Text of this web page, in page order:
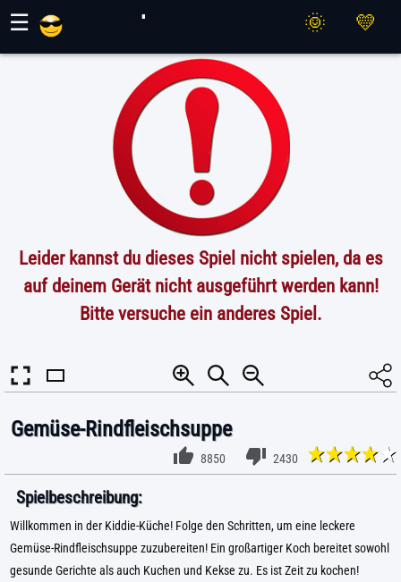
☰
Leider kannst du dieses Spiel nicht spielen, da es
auf deinem Gerät nicht ausgeführt werden kann!
Bitte versuche ein anderes Spiel.
Gemüse-Rindfleischsuppe
8850 2430
Spielbeschreibung:
Willkommen in der Kiddie-Küche! Folge den Schritten, um eine leckere
Gemüse-Rindfleischsuppe zuzubereiten! Ein großartiger Koch bereitet sowohl
gesunde Gerichte als auch Kuchen und Kekse zu. Es ist Zeit zu kochen!